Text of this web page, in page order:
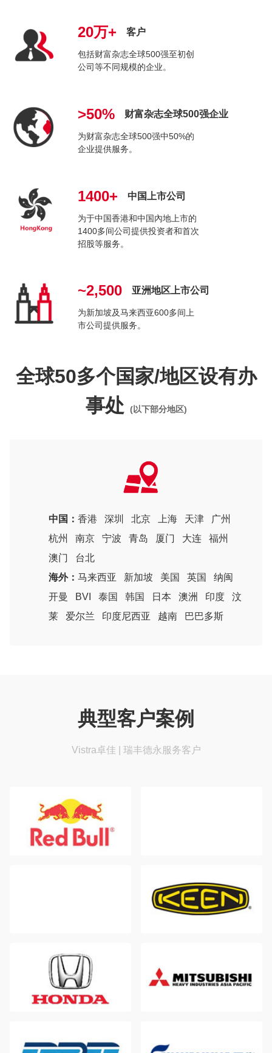
20万+ 客户
包括财富杂志全球500强至初创
公司等不同规模的企业。
>50% 财富杂志全球500强企业
为财富杂志全球500强中50%的
企业提供服务。
1400+ 中国上市公司
为于中国香港和中国內地上市的
1400多间公司提供投资者和首次
招股等服务。
~2,500 亚洲地区上市公司
为新加坡及马来西亚600多间上
市公司提供服务。
全球50多个国家/地区设有办
事处
(以下部分地区)
中国： 香港 深圳 北京 上海 天津
广州
杭州
南京 宁波 青岛 厦门 大连
福州
澳门
台北
海外： 马来西亚 新加坡 美国 英国
纳闽
开曼
BVI 泰国 韩国 日本 澳洲 印度
汶
莱
爱尔兰 印度尼西亚 越南 巴巴多斯
典型客户案例
Vistra卓佳 | 瑞丰德永服务客户